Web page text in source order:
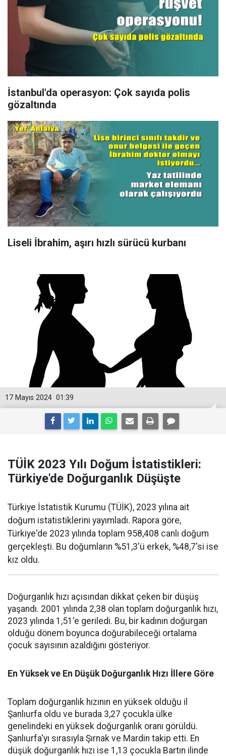
İstanbul'da operasyon: Çok sayıda polis
gözaltında
Liseli İbrahim, aşırı hızlı sürücü kurbanı
01:39
17 Mayıs 2024
TÜİK 2023 Yılı Doğum İstatistikleri:
Türkiye'de Doğurganlık Düşüşte
Türkiye İstatistik Kurumu (TÜİK), 2023 yılına ait
doğum istatistiklerini yayımladı. Rapora göre,
Türkiye'de 2023 yılında toplam 958,408 canlı doğum
gerçekleşti. Bu doğumların %51,3'ü erkek, %48,7'si ise
kız oldu.
Doğurganlık hızı açısından dikkat çeken bir düşüş
yaşandı. 2001 yılında 2,38 olan toplam doğurganlık hızı,
2023 yılında 1,51'e geriledi. Bu, bir kadının doğurgan
olduğu dönem boyunca doğurabileceği ortalama
çocuk sayısının azaldığını gösteriyor.
En Yüksek ve En Düşük Doğurganlık Hızı İllere Göre
Toplam doğurganlık hızının en yüksek olduğu il
Şanlıurfa oldu ve burada 3,27 çocukla ülke
genelindeki en yüksek doğurganlık oranı görüldü.
Şanlıurfa'yı sırasıyla Şırnak ve Mardin takip etti. En
düşük doğurganlık hızı ise 1,13 çocukla Bartın ilinde